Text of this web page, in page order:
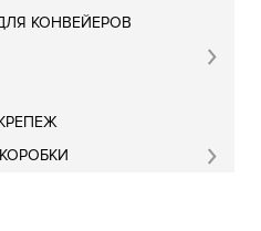
КОНВЕЙЕРОВ